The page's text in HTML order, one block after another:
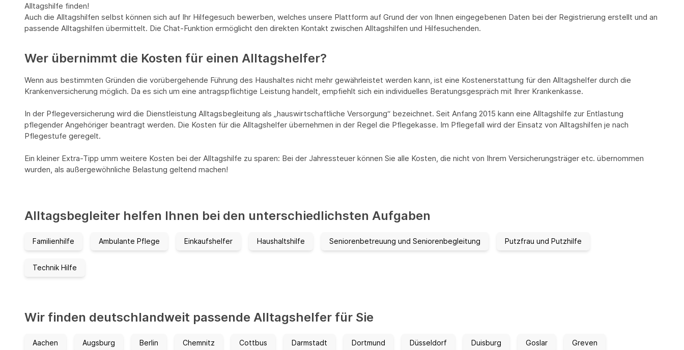
Alltagshilfe finden!
Auch die Alltagshilfen selbst können sich auf Ihr Hilfegesuch bewerben, welches unsere Plattform auf Grund der von Ihnen eingegebenen Daten bei der Registrierung erstellt und an
passende Alltagshilfen übermittelt. Die Chat-Funktion ermöglicht den direkten Kontakt zwischen Alltagshilfen und Hilfesuchenden.
Wer übernimmt die Kosten für einen Alltagshelfer?
Wenn aus bestimmten Gründen die vorübergehende Führung des Haushaltes nicht mehr gewährleistet werden kann, ist eine Kostenerstattung für den Alltagshelfer durch die
Krankenversicherung möglich. Da es sich um eine antragspflichtige Leistung handelt, empfiehlt sich ein individuelles Beratungsgespräch mit Ihrer Krankenkasse.
In der Pflegeversicherung wird die Dienstleistung Alltagsbegleitung als „hauswirtschaftliche Versorgung“ bezeichnet. Seit Anfang 2015 kann eine Alltagshilfe zur Entlastung
pflegender Angehöriger beantragt werden. Die Kosten für die Alltagshelfer übernehmen in der Regel die Pflegekasse. Im Pflegefall wird der Einsatz von Alltagshilfen je nach
Pflegestufe geregelt.
Ein kleiner Extra-Tipp umm weitere Kosten bei der Alltagshilfe zu sparen: Bei der Jahressteuer können Sie alle Kosten, die nicht von Ihrem Versicherungsträger etc. übernommen
wurden, als außergewöhnliche Belastung geltend machen!
Alltagsbegleiter helfen Ihnen bei den unterschiedlichsten Aufgaben
Familienhilfe Ambulante Pflege Einkaufshelfer Haushaltshilfe Seniorenbetreuung und Seniorenbegleitung Putzfrau und Putzhilfe
Technik Hilfe
Wir finden deutschlandweit passende Alltagshelfer für Sie
Aachen Augsburg Berlin Chemnitz Cottbus Darmstadt Dortmund Düsseldorf Duisburg Goslar Greven